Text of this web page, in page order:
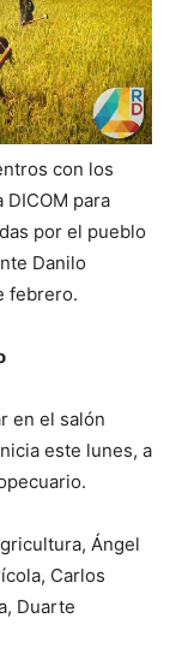
con los
para
por el pueblo
Danilo
febrero.
en el salón
este lunes, a
Ángel
Carlos
Duarte